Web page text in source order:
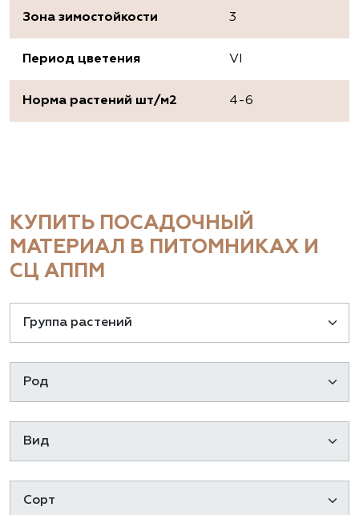
Зона зимостойкости 3
Период цветения VI
Норма растений шт/м2 4-6
КУПИТЬ ПОСАДОЧНЫЙ
МАТЕРИАЛ В ПИТОМНИКАХ И
СЦ АППМ